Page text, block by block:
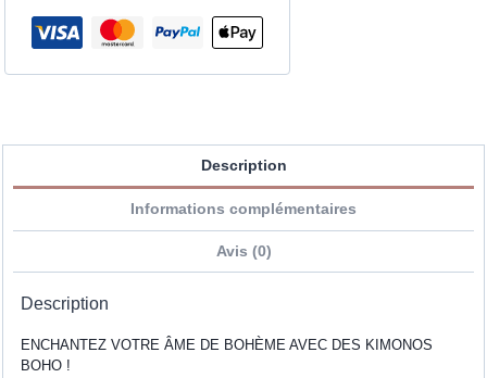
Description
Informations complémentaires
Avis (0)
Description
ENCHANTEZ VOTRE ÂME DE BOHÈME AVEC DES KIMONOS
BOHO !